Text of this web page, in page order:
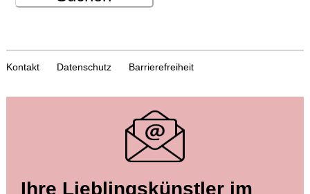
Kontakt Datenschutz Barrierefreiheit
Ihre Lieblingskünstler im